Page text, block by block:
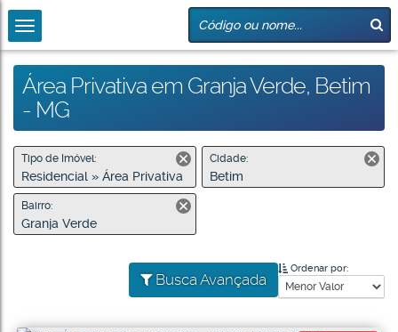
Área Privativa em Granja Verde, Betim
- MG
Tipo de Imóvel:
Residencial » Área Privativa
Cidade:
Betim
Bairro:
Granja Verde
Busca Avançada
Ordenar por: